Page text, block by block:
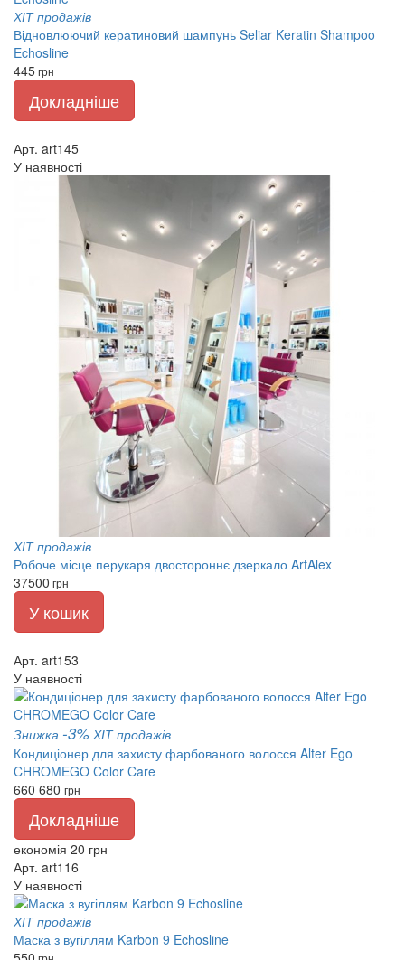
ХІТ продажів
Відновлюючий кератиновий шампунь Seliar Keratin Shampoo
Echosline
445грн
Докладніше
Арт. art145
У наявності
ХІТ продажів
Робоче місце перукаря двостороннє дзеркало ArtAlex
37500 грн
У кошик
Арт. art153
У наявності
Знижка -3% ХІТ продажів
Кондиціонер для захисту фарбованого волосся Alter Ego
CHROMEGO Color Care
660 680 грн
Докладніше
економія 20 грн
Арт. art116
У наявності
ХІТ продажів
Маска з вугіллям Karbon 9 Echosline